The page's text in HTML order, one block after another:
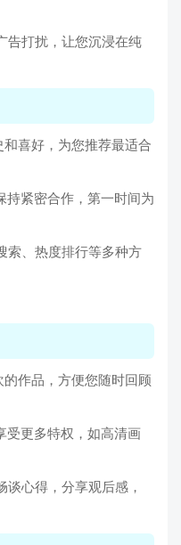
告打扰，让您沉浸在纯
喜好，为您推荐最适合
持紧密合作，第一时间为
索、热度排行等多种方
作品，方便您随时回顾
受更多特权，如高清画
心得，分享观后感，